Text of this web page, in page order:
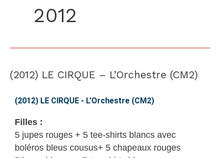
2012
(2012) LE CIRQUE – L’Orchestre (CM2)
(2012) LE CIRQUE - L'Orchestre (CM2)
Filles :
5 jupes rouges + 5 tee-shirts blancs avec
boléros bleus cousus+ 5 chapeaux rouges
(2012)
CIRQUE
L’Orchestre
(CM2)